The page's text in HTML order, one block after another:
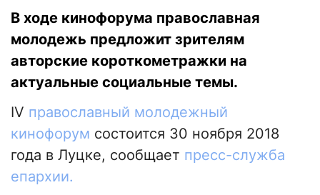
В ходе кинофорума православная
молодежь предложит зрителям
авторские короткометражки на
актуальные социальные темы.
IV православный молодежный
кинофорум состоится 30 ноября 2018
года в Луцке, сообщает пресс-служба
епархии.